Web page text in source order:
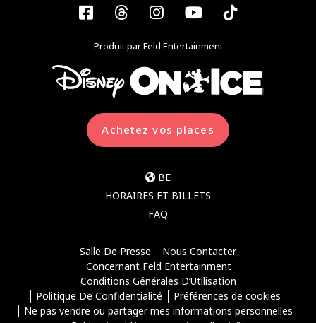
Facebook
ThreadsInstagram
YouTubeTiktok
Produit par Feld Entertainment
Achetez vos places
BE
HORAIRES ET BILLETS
FAQ
Salle De Presse
Nous Contacter
Concernant Feld Entertainment
Conditions Générales D’Utilisation
Politique De Confidentialité
Préférences de cookies
Ne pas vendre ou partager mes informations personnelles